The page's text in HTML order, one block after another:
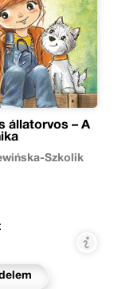
állatorvos – A
Szkolik